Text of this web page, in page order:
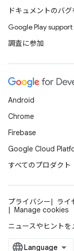
ドキュメントのバ
Google Play support
調査に参加
Android
Chrome
Firebase
Google Cloud
すべてのプロダクト
プライバシー ライ
Manage cookies
ニュースやヒント